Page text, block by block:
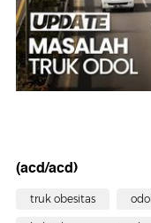
(acd/acd)
truk obesitas odol